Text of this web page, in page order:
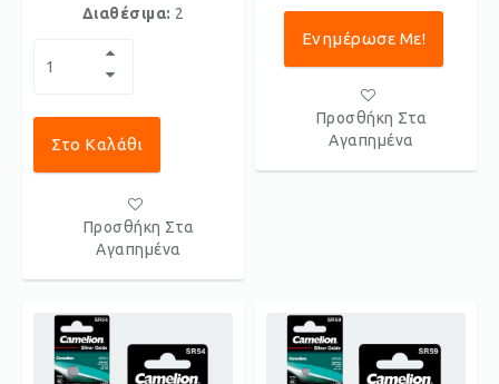
Διαθέσιμα: 2
Στο Καλάθι
Προσθήκη Στα
Αγαπημένα
Ενημέρωσε Με!
Προσθήκη Στα
Αγαπημένα